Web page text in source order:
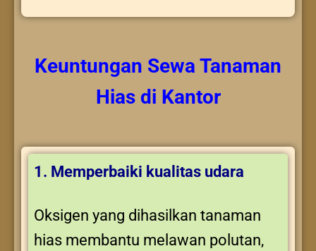
Keuntungan Sewa Tanaman
Hiasdi Kantor
1. Memperbaiki kualitas udara
Oksigen yang dihasilkan tanaman
hias membantu melawan polutan,